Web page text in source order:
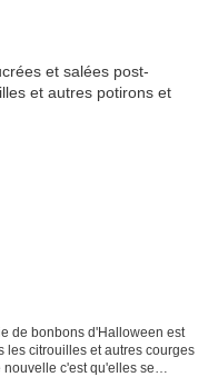
de bonbons d'Halloween est
les citrouilles et autres courges
c'est qu'elles se